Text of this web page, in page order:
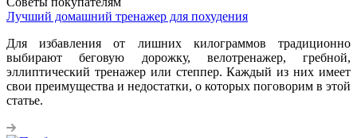
Лучший домашний тренажер для похудения
Для избавления от лишних килограммов традиционно
выбирают беговую дорожку, велотренажер, гребной,
эллиптический тренажер или степпер. Каждый из них имеет
свои преимущества и недостатки, о которых поговорим в этой
статье.